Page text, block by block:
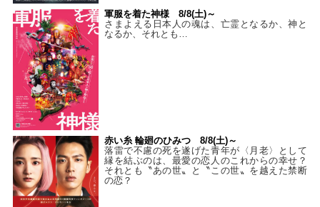
軍服を着た神様 8/8(土)～
さまよえる日本人の魂は、亡霊となるか、神と
なるか、それとも…
赤い糸 輪廻のひみつ 8/8(土)～
落雷で不慮の死を遂げた青年が〈月老〉として
縁を結ぶのは、最愛の恋人のこれからの幸せ？
それとも〝あの世〟と〝この世〟を越えた禁断
の恋？